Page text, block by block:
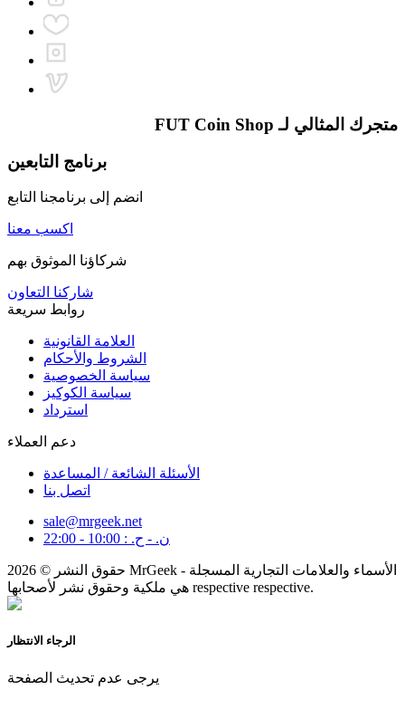
متجرك المثالي لـ FUT Coin Shop
برنامج التابعين
انضم إلى برنامجنا التابع
اكسب معنا
شركاؤنا الموثوق بهم
شاركنا التعاون
العلامة القانونية
الشروط والأحكام
سياسة الخصوصية
سياسة الكوكيز
استرداد
الأسئلة الشائعة / المساعدة
اتصل بنا
sale@mrgeek.net
ن. - ح. : 10:00 - 22:00
حقوق النشر © 2026 MrGeek - الأسماء والعلامات التجارية المسجلة
هي ملكية وحقوق نشر لأصحابها respective respective.
الرجاء الانتظار
يرجى عدم تحديث الصفحة